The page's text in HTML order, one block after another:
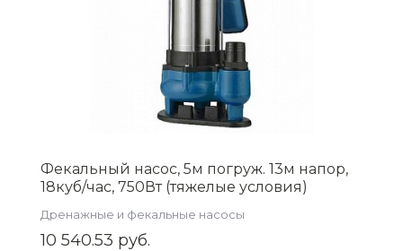
Фекальный насос, 5м погруж. 13м напор,
18куб/час, 750Вт (тяжелые условия)
Дренажные и фекальные насосы
10 540.53 руб.